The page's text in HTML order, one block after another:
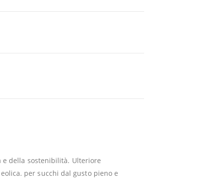
e della sostenibilità. Ulteriore
per succhi dal gusto pieno e